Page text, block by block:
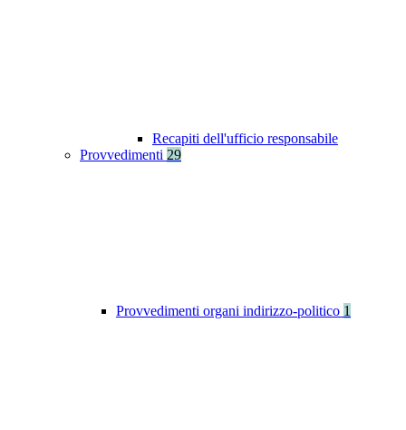
Recapiti dell'ufficio responsabile
Provvedimenti 29
Provvedimenti organi indirizzo-politico 1